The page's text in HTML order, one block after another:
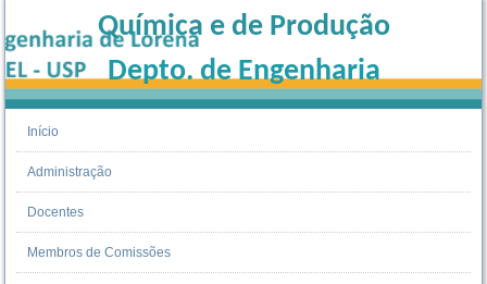
Química e de Produção
Depto. de Engenharia
Início
Administração
Docentes
Membros de Comissões